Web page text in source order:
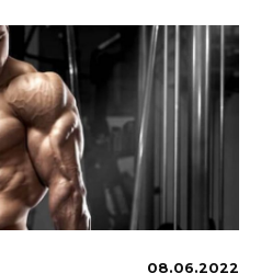
08.06.2022